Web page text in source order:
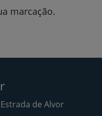
marcação.
de Alvor